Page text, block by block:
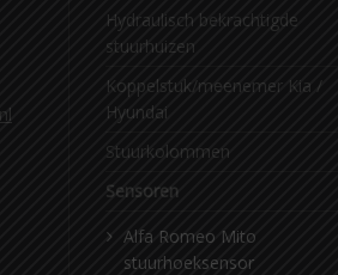
Hydraulisch bekrachtigde
stuurhuizen
Koppelstuk/meenemer Kia /
Hyundai
Stuurkolommen
Sensoren
Alfa Romeo Mito
stuurhoeksensor